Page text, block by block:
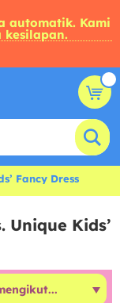
automatik. Kami
kesilapan.
Fancy Dress
Unique Kids’